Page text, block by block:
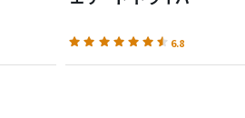
6.8